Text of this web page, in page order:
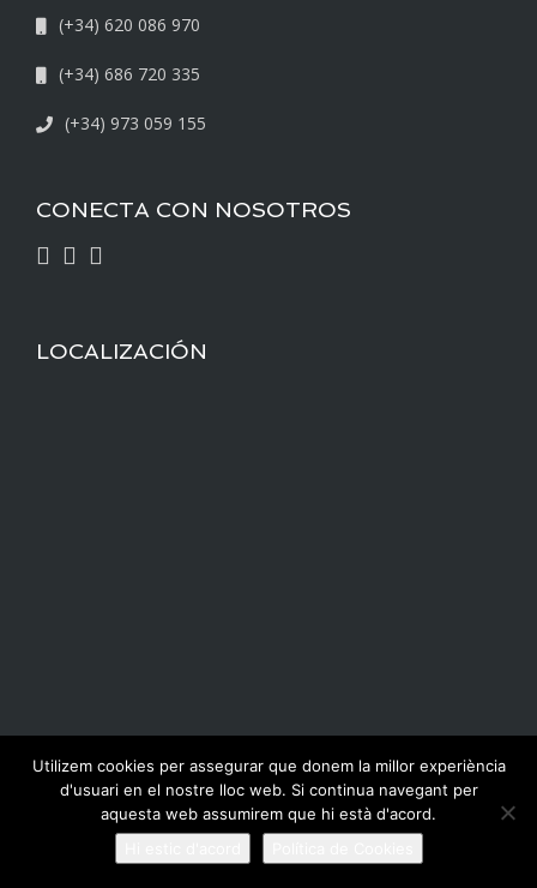
(+34) 620 086 970
(+34) 686 720 335
(+34) 973 059 155
CONECTA CON NOSOTROS
LOCALIZACIÓN
Utilizem cookies per assegurar que donem la millor experiència
d'usuari en el nostre lloc web. Si continua navegant per
aquesta web assumirem que hi està d'acord.